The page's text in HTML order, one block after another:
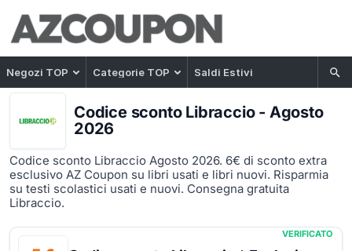
Negozi TOP Categorie TOP Saldi Estivi
Codice sconto Libraccio - Agosto
2026
Codice sconto Libraccio Agosto 2026. 6€ di sconto extra
esclusivo AZ Coupon su libri usati e libri nuovi. Risparmia
su testi scolastici usati e nuovi. Consegna gratuita
Libraccio.
VERIFICATO